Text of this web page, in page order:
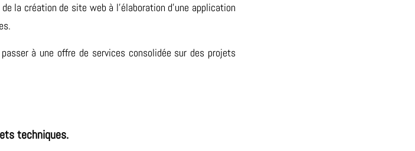
la création de site web à l’élaboration d’une application
à une offre de services consolidée sur des projets
techniques.